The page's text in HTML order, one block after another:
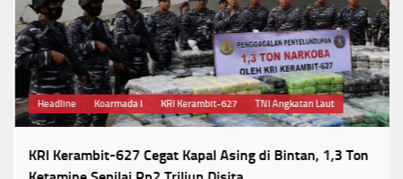
Headline Koarmada I KRI Kerambit-627 TNI Angkatan Laut
KRI Kerambit-627 Cegat Kapal Asing di Bintan, 1,3 Ton